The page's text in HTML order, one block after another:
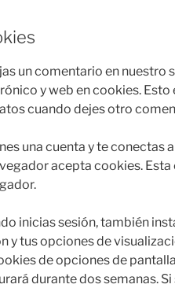
un comentario en
y web en cookies.
cuando dejes otro
una cuenta y te conectas
acepta cookies.
inicias sesión, también
y tus opciones de
de opciones de
durante dos semanas.